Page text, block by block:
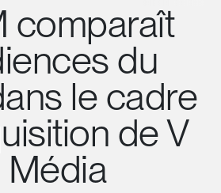
comparaît
du
le cadre
de V
Média